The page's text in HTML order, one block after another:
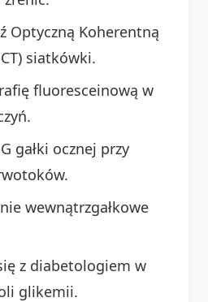
Optyczną Koherentną
siatkówki.
fluoresceinową w
gałki ocznej przy
wewnątrzgałkowe
z diabetologiem w
glikemii.